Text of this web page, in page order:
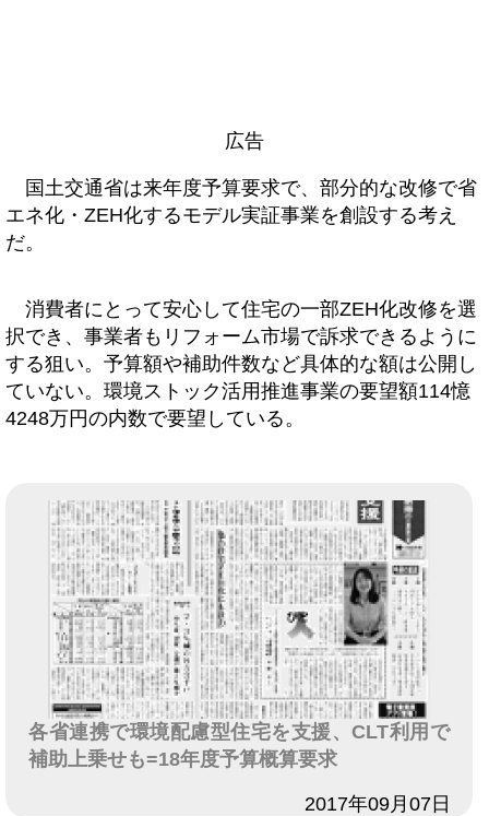
広告
国土交通省は来年度予算要求で、部分的な改修で省
エネ化・ZEH化するモデル実証事業を創設する考え
だ。
消費者にとって安心して住宅の一部ZEH化改修を選
択でき、事業者もリフォーム市場で訴求できるように
する狙い。予算額や補助件数など具体的な額は公開し
ていない。環境ストック活用推進事業の要望額114憶
4248万円の内数で要望している。
各省連携で環境配慮型住宅を支援、CLT利用で
補助上乗せも=18年度予算概算要求
2017年09月07日